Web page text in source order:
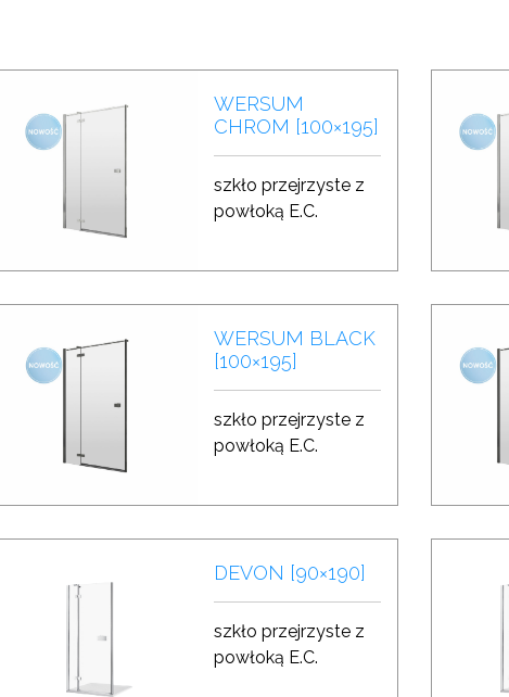
WERSUM
CHROM [100×195]
szkło przejrzyste z
powłoką E.C.
WERSUM BLACK
[100×195]
szkło przejrzyste z
powłoką E.C.
DEVON [90×190]
szkło przejrzyste z
powłoką E.C.